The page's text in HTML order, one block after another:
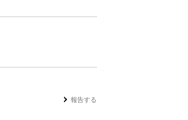
報告する